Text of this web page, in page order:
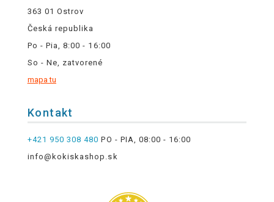
363 01 Ostrov
Česká republika
Po - Pia, 8:00 - 16:00
So - Ne, zatvorené
mapa tu
Kontakt
+421 950 308 480 PO - PIA, 08:00 - 16:00
info@kokiskashop.sk